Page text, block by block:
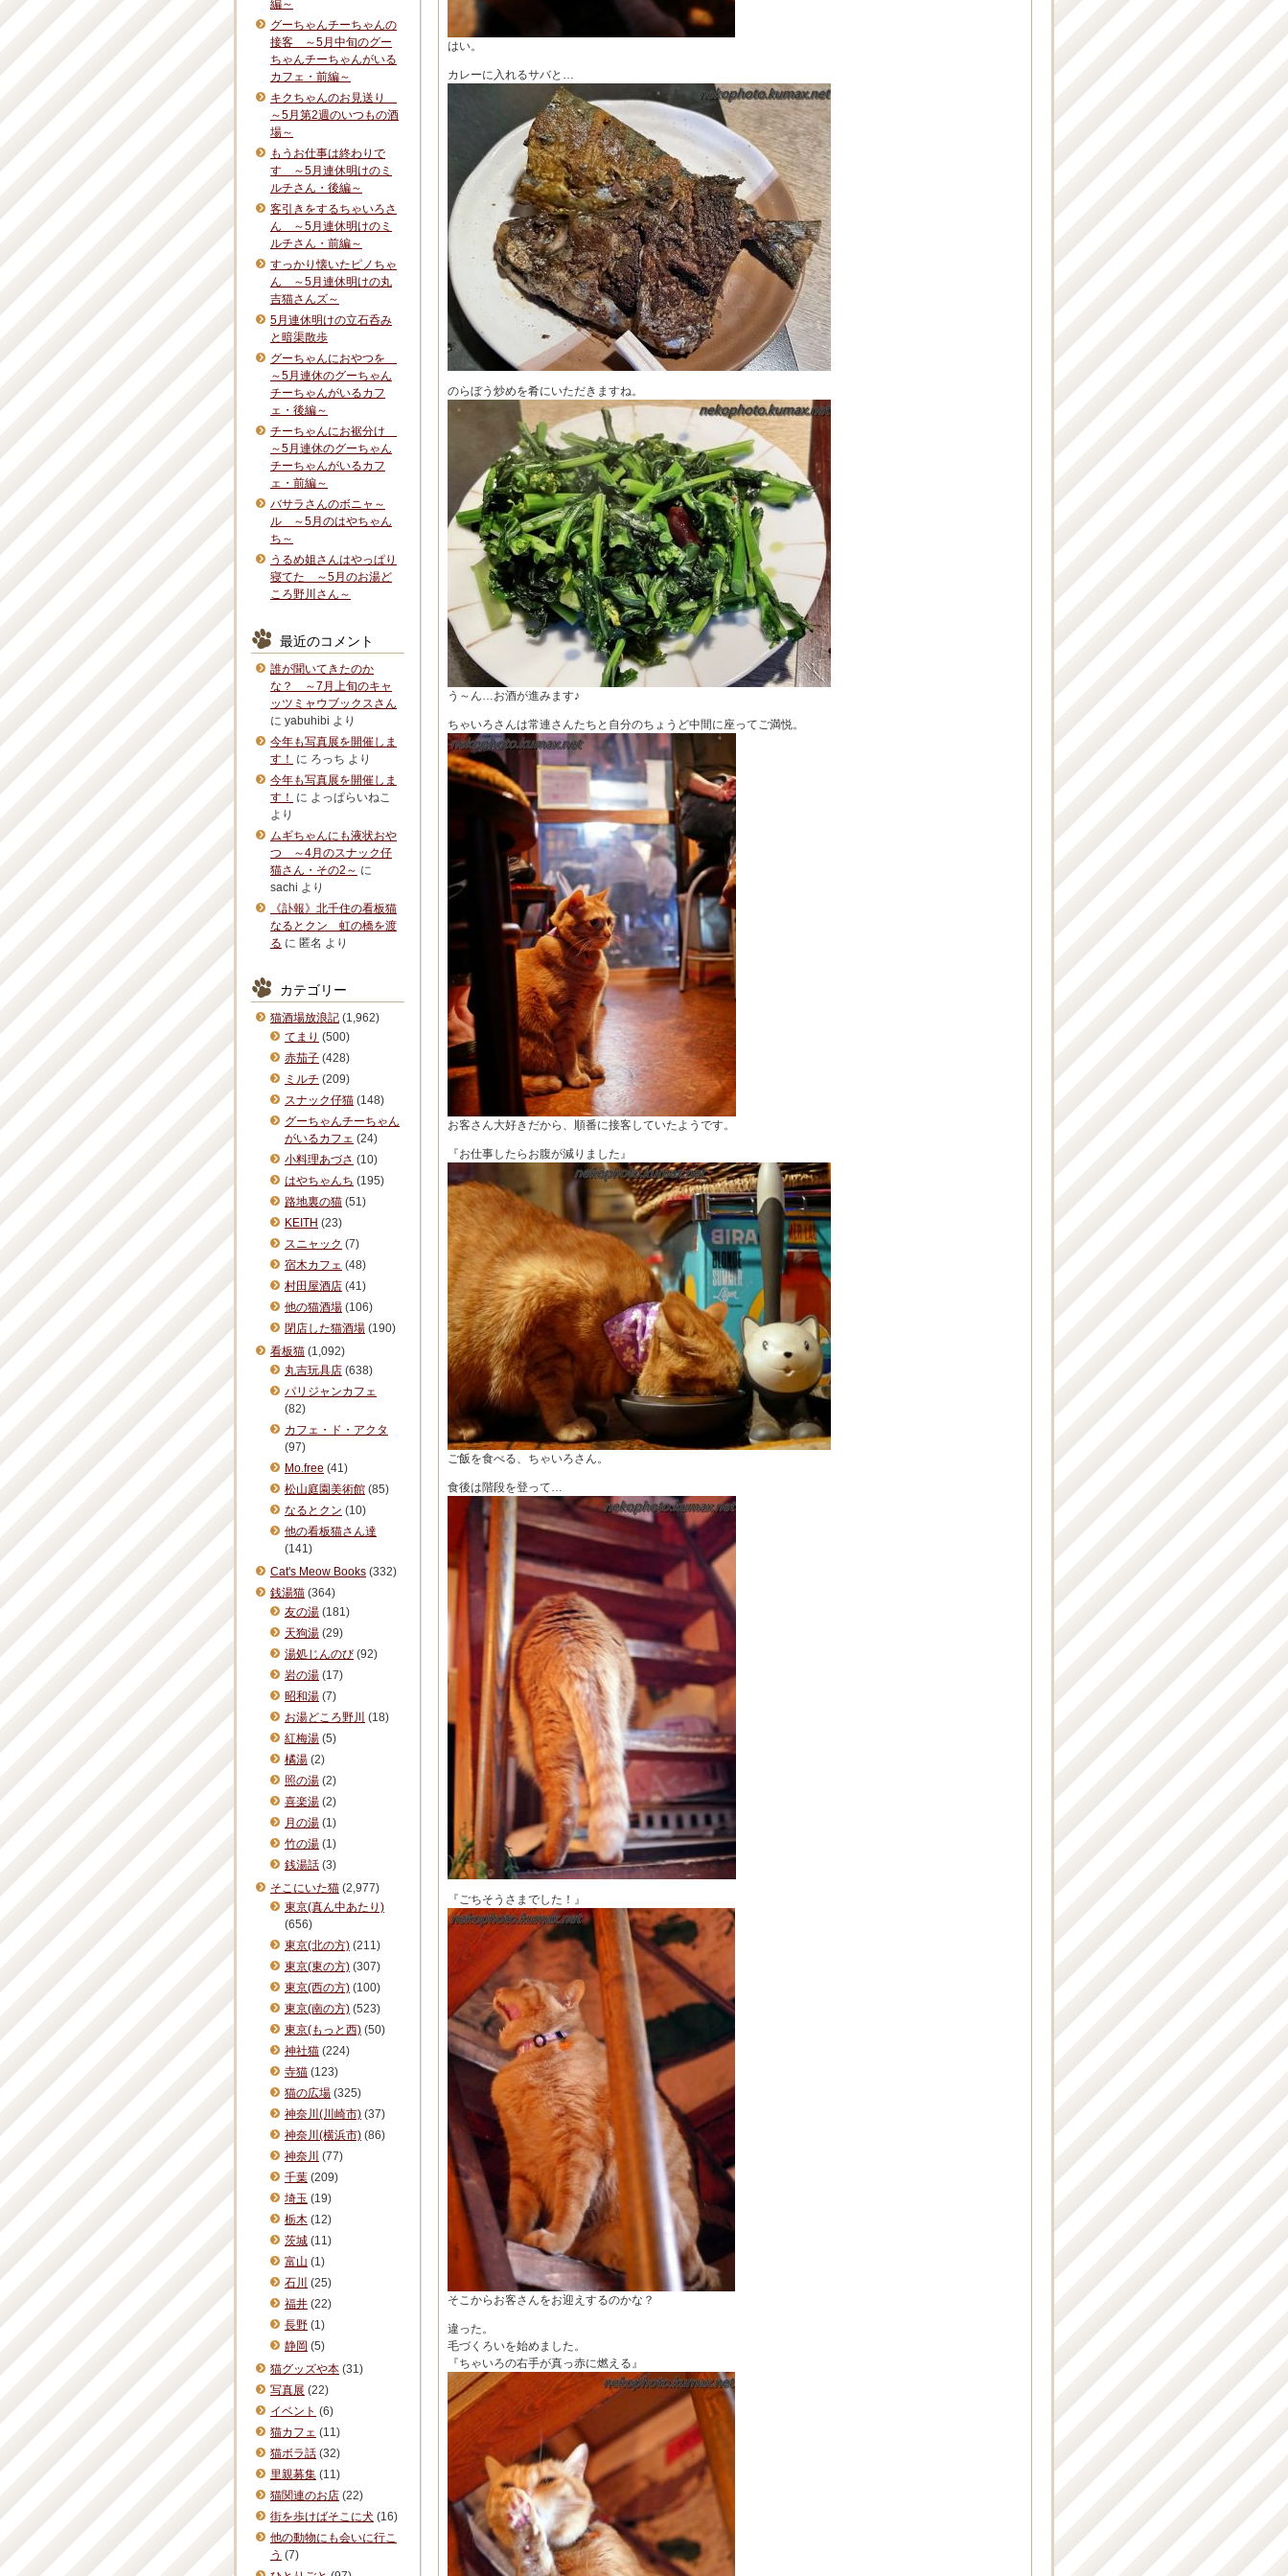
はい。
カレーに入れるサバと…
のらぼう炒めを肴にいただきますね。
う～ん…お酒が進みます♪
ちゃいろさんは常連さんたちと自分のちょうど中間に座ってご満悦。
お客さん大好きだから、順番に接客していたようです。
『お仕事したらお腹が減りました』
ご飯を食べる、ちゃいろさん。
食後は階段を登って…
『ごちそうさまでした！』
そこからお客さんをお迎えするのかな？
違った。
毛づくろいを始めました。
『ちゃいろの右手が真っ赤に燃える』
編～
グーちゃんチーちゃんの
接客 ～5月中旬のグー
ちゃんチーちゃんがいる
カフェ・前編～
キクちゃんのお見送り
～5月第2週のいつもの酒
場～
もうお仕事は終わりで
す ～5月連休明けのミ
ルチさん・後編～
客引きをするちゃいろさ
ん ～5月連休明けのミ
ルチさん・前編～
すっかり懐いたピノちゃ
ん ～5月連休明けの丸
吉猫さんズ～
5月連休明けの立石呑み
と暗渠散歩
グーちゃんにおやつを
～5月連休のグーちゃん
チーちゃんがいるカフ
ェ・後編～
チーちゃんにお裾分け
～5月連休のグーちゃん
チーちゃんがいるカフ
ェ・前編～
バサラさんのボニャ～
ル ～5月のはやちゃん
ち～
うるめ姐さんはやっぱり
寝てた ～5月のお湯ど
ころ野川さん～
最近のコメント
誰が聞いてきたのか
な？ ～7月上旬のキャ
ッツミャウブックスさん
に yabuhibi より
今年も写真展を開催しま
す！
に ろっち より
今年も写真展を開催しま
す！
に よっぱらいねこ
より
ムギちゃんにも液状おや
つ ～4月のスナック仔
猫さん・その2～ に
sachi より
《訃報》北千住の看板猫
なるとクン 虹の橋を渡
る に 匿名 より
カテゴリー
猫酒場放浪記 (1,962)
てまり (500)
赤茄子 (428)
ミルチ (209)
スナック仔猫 (148)
グーちゃんチーちゃん
がいるカフェ (24)
小料理あづさ (10)
はやちゃんち (195)
路地裏の猫 (51)
KEITH (23)
スニャック (7)
宿木カフェ (48)
村田屋酒店 (41)
他の猫酒場 (106)
閉店した猫酒場 (190)
看板猫 (1,092)
丸吉玩具店 (638)
パリジャンカフェ
(82)
カフェ・ド・アクタ
(97)
Mo.free (41)
松山庭園美術館 (85)
なるとクン (10)
他の看板猫さん達
(141)
Cat's Meow Books (332)
銭湯猫 (364)
友の湯 (181)
天狗湯 (29)
湯処じんのび (92)
岩の湯 (17)
昭和湯 (7)
お湯どころ野川 (18)
紅梅湯 (5)
橘湯 (2)
照の湯 (2)
喜楽湯 (2)
月の湯 (1)
竹の湯 (1)
銭湯話 (3)
そこにいた猫 (2,977)
東京(真ん中あたり)
(656)
東京(北の方) (211)
東京(東の方) (307)
東京(西の方) (100)
東京(南の方) (523)
東京(もっと西) (50)
神社猫 (224)
寺猫 (123)
猫の広場 (325)
神奈川(川崎市) (37)
神奈川(横浜市) (86)
神奈川 (77)
千葉 (209)
埼玉 (19)
栃木 (12)
茨城 (11)
富山 (1)
石川 (25)
福井 (22)
長野 (1)
静岡 (5)
猫グッズや本 (31)
写真展 (22)
イベント (6)
猫カフェ (11)
猫ボラ話 (32)
里親募集 (11)
猫関連のお店 (22)
街を歩けばそこに犬 (16)
他の動物にも会いに行こ
う (7)